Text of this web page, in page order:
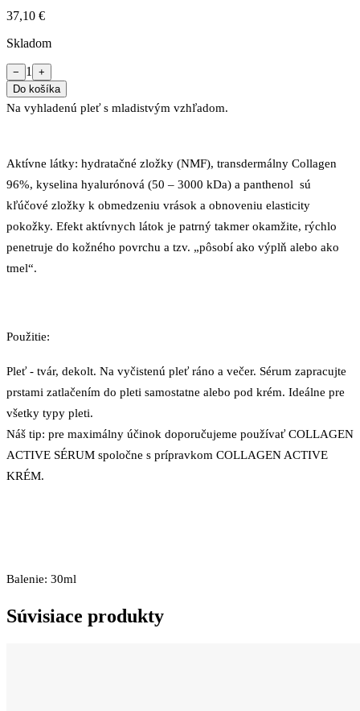
37,10 €
Skladom
− 1
+
Do košíka
Na vyhladenú pleť s mladistvým vzhľadom.
Aktívne látky: hydratačné zložky (NMF), transdermálny Collagen
96%, kyselina hyalurónová (50 – 3000 kDa) a panthenol sú
kľúčové zložky k obmedzeniu vrások a obnoveniu elasticity
pokožky. Efekt aktívnych látok je patrný takmer okamžite, rýchlo
penetruje do kožného povrchu a tzv. „pôsobí ako výplň alebo ako
tmel“.
Použitie:
Pleť - tvár, dekolt. Na vyčistenú pleť ráno a večer. Sérum zapracujte
prstami zatlačením do pleti samostatne alebo pod krém. Ideálne pre
všetky typy pleti.
Náš tip: pre maximálny účinok doporučujeme používať COLLAGEN
ACTIVE SÉRUM spoločne s prípravkom COLLAGEN ACTIVE
KRÉM.
Balenie: 30ml
Súvisiace produkty